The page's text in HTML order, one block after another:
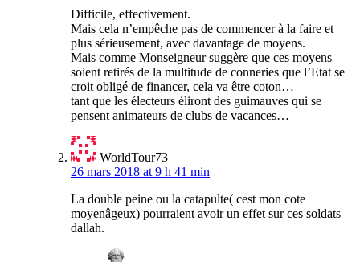
Difficile, effectivement.
Mais cela n’empêche pas de commencer à la faire et
plus sérieusement, avec davantage de moyens.
Mais comme Monseigneur suggère que ces moyens
soient retirés de la multitude de conneries que l’Etat se
croit obligé de financer, cela va être coton…
tant que les électeurs éliront des guimauves qui se
pensent animateurs de clubs de vacances…
WorldTour73
26 mars 2018 at 9 h 41 min
La double peine ou la catapulte( cest mon cote
moyenâgeux) pourraient avoir un effet sur ces soldats
dallah.